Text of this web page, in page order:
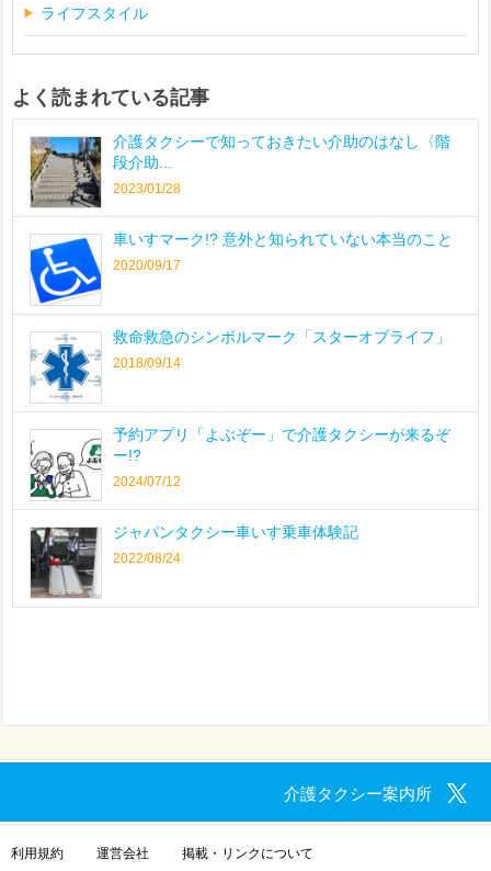
ライフスタイル
よく読まれている記事
介護タクシーで知っておきたい介助のはなし〈階
段介助...
2023/01/28
車いすマーク!? 意外と知られていない本当のこと
2020/09/17
救命救急のシンボルマーク「スターオブライフ」
2018/09/14
予約アプリ「よぶぞー」で介護タクシーが来るぞ
ー!?
2024/07/12
ジャパンタクシー車いす乗車体験記
2022/08/24
介護タクシー案内所
利用規約 運営会社 掲載・リンクについて